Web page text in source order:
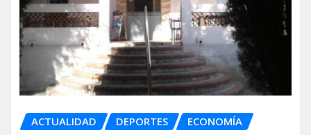
ACTUALIDAD DEPORTES ECONOMÍA